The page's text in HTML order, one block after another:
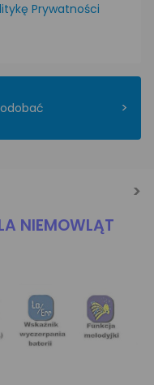
Prywatności
>
NIEMOWLĄT